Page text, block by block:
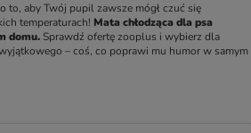
to, aby Twój pupil zawsze mógł czuć się
temperaturach! Mata chłodząca dla psa
domu. Sprawdź ofertę zooplus i wybierz dla
– coś, co poprawi mu humor w samym